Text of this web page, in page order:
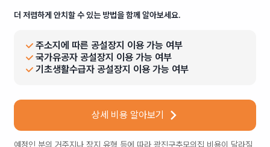
더 저렴하게 안치할 수 있는 방법을 함께 알아보세요.
주소지에 따른 공설장지 이용 가능 여부
국가유공자 공설장지 이용 가능 여부
기초생활수급자 공설장지 이용 가능 여부
상세 비용 알아보기
예정인 분의 거주지나 장지 유형 등에 따라 광진구추모의집 비용이 달라질